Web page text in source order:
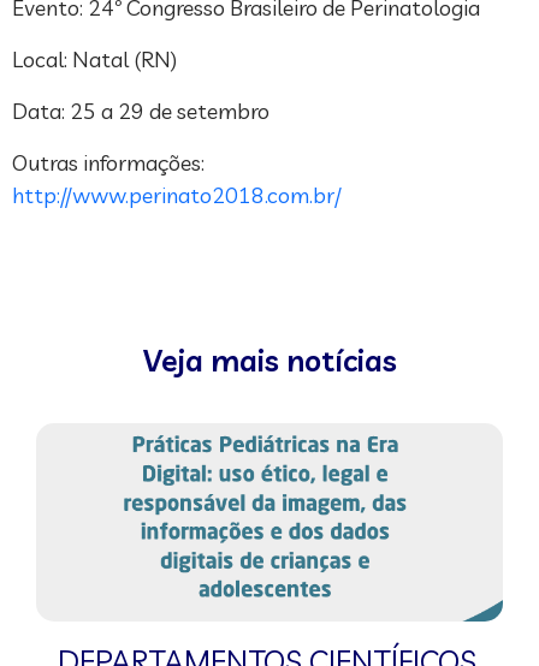
Evento: 24º Congresso Brasileiro de Perinatologia
Local: Natal (RN)
Data: 25 a 29 de setembro
Outras informações:
http://www.perinato2018.com.br/
Veja mais notícias